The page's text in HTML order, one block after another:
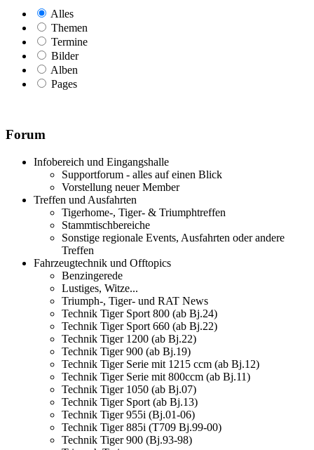
Alles
Themen
Termine
Bilder
Alben
Pages
Forum
Infobereich und Eingangshalle
Supportforum - alles auf einen Blick
Vorstellung neuer Member
Treffen und Ausfahrten
Tigerhome-, Tiger- & Triumphtreffen
Stammtischbereiche
Sonstige regionale Events, Ausfahrten oder andere
Treffen
Fahrzeugtechnik und Offtopics
Benzingerede
Lustiges, Witze...
Triumph-, Tiger- und RAT News
Technik Tiger Sport 800 (ab Bj.24)
Technik Tiger Sport 660 (ab Bj.22)
Technik Tiger 1200 (ab Bj.22)
Technik Tiger 900 (ab Bj.19)
Technik Tiger Serie mit 1215 ccm (ab Bj.12)
Technik Tiger Serie mit 800ccm (ab Bj.11)
Technik Tiger 1050 (ab Bj.07)
Technik Tiger Sport (ab Bj.13)
Technik Tiger 955i (Bj.01-06)
Technik Tiger 885i (T709 Bj.99-00)
Technik Tiger 900 (Bj.93-98)